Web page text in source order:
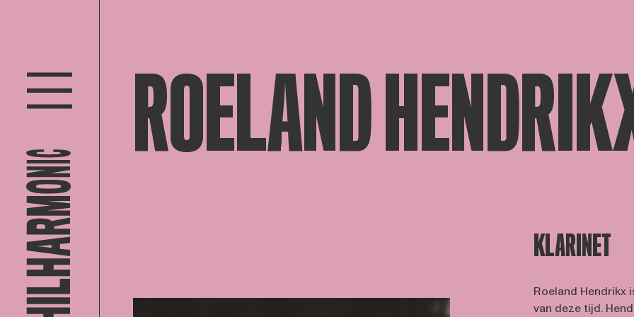
ROELAND
KLARINET
Roeland Hendrikx
van deze tijd.